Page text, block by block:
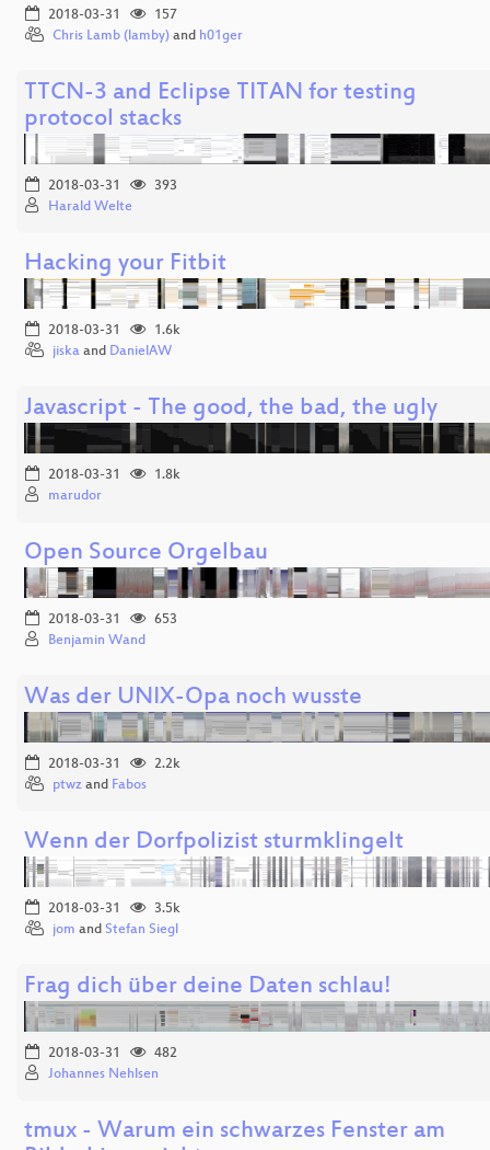
2018-03-31
157
Chris Lamb (lamby) and h01ger
TTCN-3 and Eclipse TITAN for testing
protocol stacks
2018-03-31
393
Harald Welte
Hacking your Fitbit
2018-03-31
1.6k
jiska and DanielAW
Javascript - The good, the bad, the ugly
2018-03-31
1.8k
marudor
Open Source Orgelbau
2018-03-31
653
Benjamin Wand
Was der UNIX-Opa noch wusste
2018-03-31
2.2k
ptwz and Fabos
Wenn der Dorfpolizist sturmklingelt
2018-03-31
3.5k
jom and Stefan Siegl
Frag dich über deine Daten schlau!
2018-03-31
482
Johannes Nehlsen
tmux - Warum ein schwarzes Fenster am